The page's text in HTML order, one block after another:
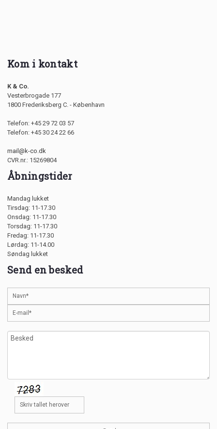
Kom i kontakt
K & Co.
Vesterbrogade 177
1800 Frederiksberg C. - København
Telefon: +45 29 72 03 57
Telefon: +45 30 24 22 66
mail@k-co.dk
CVR.nr.: 15269804
Åbningstider
Mandag lukket
Tirsdag: 11-17.30
Onsdag: 11-17.30
Torsdag: 11-17.30
Fredag: 11-17.30
Lørdag: 11-14.00
Søndag lukket
Send en besked